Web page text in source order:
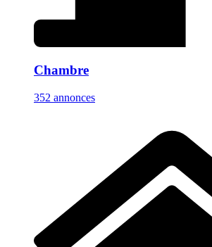
Chambre
352 annonces